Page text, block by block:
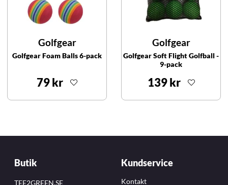
Golfgear
Golfgear Foam Balls 6-pack
79 kr
Golfgear
Golfgear Soft Flight Golfball -
9-pack
139 kr
Butik
TEE2GREEN.SE
Kundservice
Kontakt